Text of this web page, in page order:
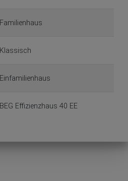
Familienhaus
Klassisch
Einfamilienhaus
BEG Effizienzhaus 40 EE